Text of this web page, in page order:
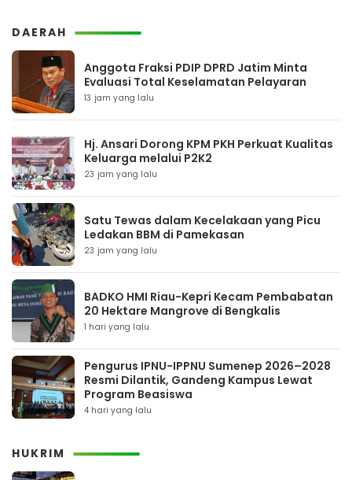
DAERAH
Anggota Fraksi PDIP DPRD Jatim Minta
Evaluasi Total Keselamatan Pelayaran
13 jam yang lalu
Hj. Ansari Dorong KPM PKH Perkuat Kualitas
Keluarga melalui P2K2
23 jam yang lalu
Satu Tewas dalam Kecelakaan yang Picu
Ledakan BBM di Pamekasan
23 jam yang lalu
BADKO HMI Riau-Kepri Kecam Pembabatan
20 Hektare Mangrove di Bengkalis
1 hari yang lalu
Pengurus IPNU-IPPNU Sumenep 2026–2028
Resmi Dilantik, Gandeng Kampus Lewat
Program Beasiswa
4 hari yang lalu
HUKRIM